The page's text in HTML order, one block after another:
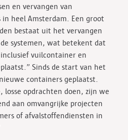
en vervangen van
heel Amsterdam. Een groot
bestaat uit het vervangen
systemen, wat betekent dat
vuilcontainer en
Sinds de start van het
containers geplaatst.
losse opdrachten doen, zijn we
aan omvangrijke projecten
of afvalstoffendiensten in